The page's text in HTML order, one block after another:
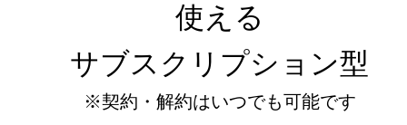
使える
サブスクリプション型
※契約・解約はいつでも可能です